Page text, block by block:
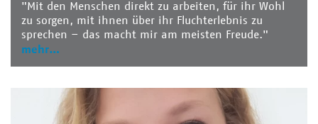
"Mit den Menschen direkt zu arbeiten, für ihr Wohl
zu sorgen, mit ihnen über ihr Fluchterlebnis zu
sprechen – das macht mir am meisten Freude."
mehr